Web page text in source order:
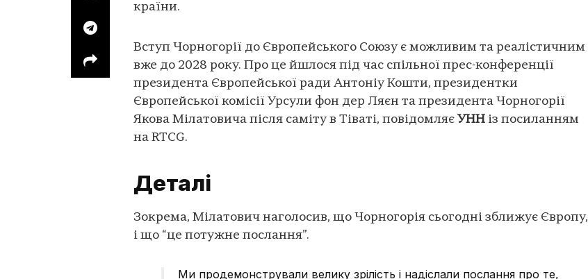
країни.
Вступ Чорногорії до Європейського Союзу є можливим та реалістичним
вже до 2028 року. Про це йшлося під час спільної прес-конференції
президента Європейської ради Антоніу Кошти, президентки
Європейської комісії Урсули фон дер Ляєн та президента Чорногорії
Якова Мілатовича після саміту в Тіваті, повідомляє УНН із посиланням
на RTCG.
Деталі
Зокрема, Мілатович наголосив, що Чорногорія сьогодні зближує Європу,
і що “це потужне послання”.
Ми продемонстрували велику зрілість і надіслали послання про те,